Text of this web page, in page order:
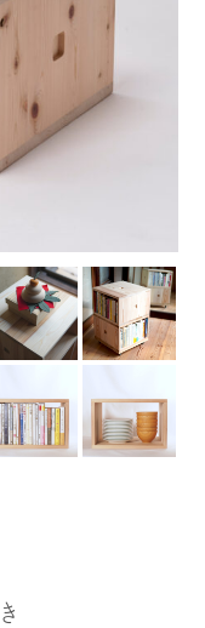
&選び方
くわく暮らし
わく産地だより